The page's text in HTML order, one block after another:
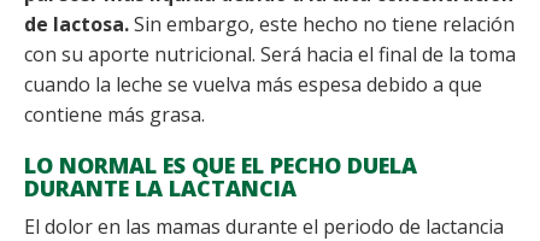
de lactosa.Sin embargo, este hecho no tiene relación
con su aporte nutricional. Será hacia el final de la toma
cuando la leche se vuelva más espesa debido a que
contiene más grasa.
LO NORMAL ES QUE EL PECHO DUELA
DURANTE LA LACTANCIA
El dolor en las mamas durante el periodo de lactancia